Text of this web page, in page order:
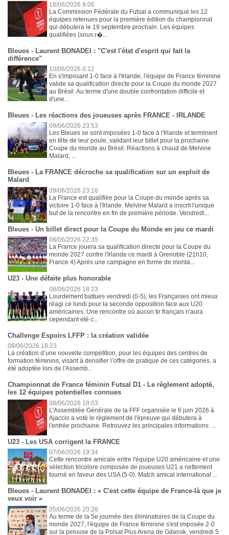
18/06/2026 9:06
La Commission Fédérale du Futsal a communiqué les 12
équipes retenues pour la première édition du championnat
qui débutera le 19 septembre prochain. Les équipes
qualifiées (sous r�...
Bleues - Laurent BONADEI : "C'est l'état d'esprit qui fait la
différence"
10/06/2026 0:12
En s'imposant 1-0 face à l'Irlande, l'équipe de France féminine
valide sa qualification directe pour la Coupe du monde 2027
au Brésil. Au terme d'une double confrontation difficile et
d'une...
Bleues - Les réactions des joueuses après FRANCE - IRLANDE
09/06/2026 23:53
Les Bleues se sont imposées 1-0 face à l'Irlande et terminent
en tête de leur poule, validant leur billet pour la prochaine
Coupe du monde au Brésil. Réactions à chaud de Melvine
Malard, ...
Bleues - La FRANCE décroche sa qualification sur un exploit de
Malard
09/06/2026 23:16
La France est qualifiée pour la Coupe du monde après sa
victoire 1-0 face à l'Irlande. Melvine Malard a inscrit l'unique
but de la rencontre en fin de première période. Vendredi...
Bleues - Un billet direct pour la Coupe du Monde en jeu ce mardi
08/06/2026 22:35
La France jouera sa qualification directe pour la Coupe du
monde 2027 contre l'Irlande ce mardi à Grenoble (21h10,
France 4) Après une campagne en forme de monta...
U23 - Une défaite plus honorable
08/06/2026 18:23
Lourdement battues vendredi (0-5), les Françaises ont mieux
réagi ce lundi pour la seconde opposition face aux U20
américaines. Une rencontre où aucun tir français n'aura
cependant été c...
Challenge Espoirs LFFP : la création validée
08/06/2026 18:23
La création d’une nouvelle compétition, pour les équipes des centres de
formation féminins, visant à densifier l’offre de pratique de ces catégories, a
été adoptée lors de l'Assemb...
Championnat de France féminin Futsal D1 - Le règlement adopté,
les 12 équipes potentielles connues
08/06/2026 18:03
L'Assemblée Générale de la FFF organisée le 6 juin 2026 à
Ajaccio a voté le règlement de l'épreuve qui débutera à
l'entrée prochaine. Retrouvez les principales informations. ...
U23 - Les USA corrigent la FRANCE
07/06/2026 19:34
Cette rencontre amicale entre l'équipe U20 américaine et une
sélection tricolore composée de joueuses U21 a nettement
tourné en faveur des USA (5-0). Match amical international ...
Bleues - Laurent BONADEI : « C'est cette équipe de France-là que je
veux voir »
05/06/2026 20:28
Au terme de la 5e journée des éliminatoires de la Coupe du
monde 2027, l'équipe de France féminine s'est imposée 2-0
sur la pelouse de la Polsat Plus Arena de Gdansk, vendredi 5